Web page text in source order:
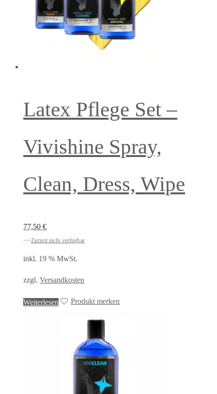
Latex Pflege Set –
Vivishine Spray,
Clean, Dress, Wipe
77,50 €
Zurzeit nicht verfügbar
inkl. 19 % MwSt.
zzgl. Versandkosten
Weiterlesen Produkt merken